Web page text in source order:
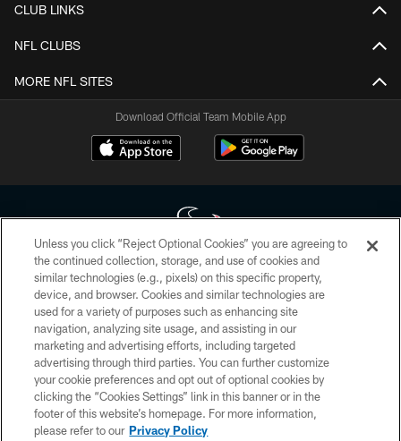
CLUB LINKS
NFL CLUBS
MORE NFL SITES
Download Official Team Mobile App
Copyright © 2026 Houston Texans. All rights reserved. No portion of
HoustonTexans.com may be duplicated, redistributed or manipulated in any
form. By accessing any information beyond this page, you agree to abide by
the HoustonTexans.com Privacy Policy, Code of Conduct, and Terms and
Conditions.
PRIVACY POLICY
ACCESSIBILITY
CONTACT US
Unless you click “Reject Optional Cookies” you are agreeing to
the continued collection, storage, and use of cookies and
similar technologies (e.g., pixels) on this specific property,
device, and browser. Cookies and similar technologies are
used for a variety of purposes such as enhancing site
navigation, analyzing site usage, and assisting in our
marketing and advertising efforts, including targeted
advertising through third parties. You can further customize
your cookie preferences and opt out of optional cookies by
clicking the “Cookies Settings” link in this banner or in the
footer of this website’s homepage. For more information,
please refer to our Privacy Policy